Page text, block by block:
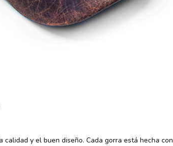
y el buen diseño. Cada gorra está hecha con